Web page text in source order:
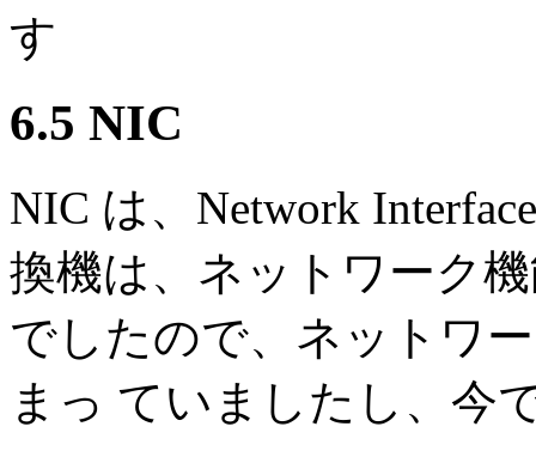
す
6.5 NIC
NIC は、Network
換機は、ネットワーク
でしたので、ネットワ
まっ ていましたし、今